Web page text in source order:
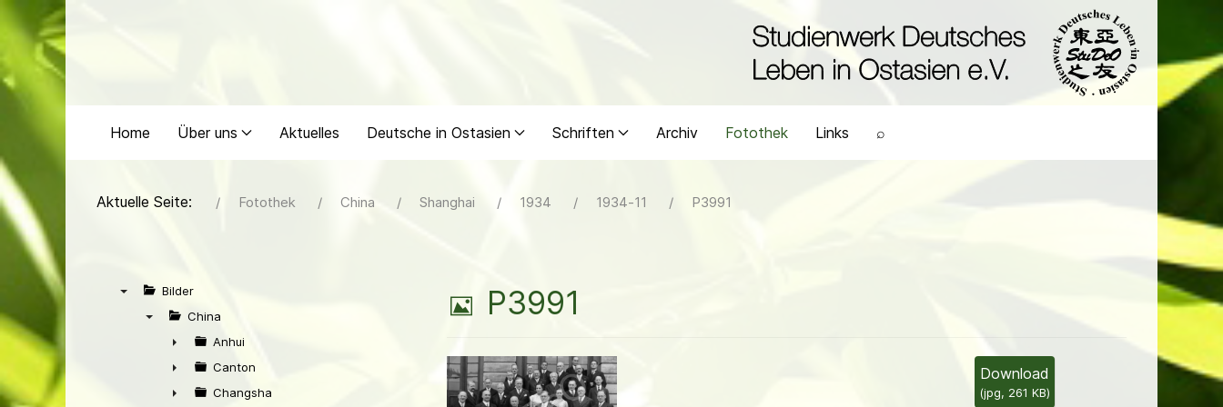
Home Über uns Aktuelles Deutsche in Ostasien Schriften Archiv Fotothek Links ⌕
Aktuelle Seite: Fotothek China Shanghai 1934 1934-11 P3991
Bilder
China
►
Anhui
►
Canton
Changsha
B
l
P3991
Download
(jpg, 261 KB)